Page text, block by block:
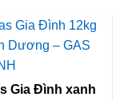
Gia Đình xanh